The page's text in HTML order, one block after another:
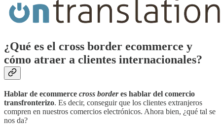
¿Qué es el cross border ecommerce y
cómo atraer a clientes internacionales?
Hablar de ecommerce cross borderes hablar del comercio
transfronterizo. Es decir, conseguir que los clientes extranjeros
compren en nuestros comercios electrónicos. Ahora bien, ¿qué tal se
nos da?